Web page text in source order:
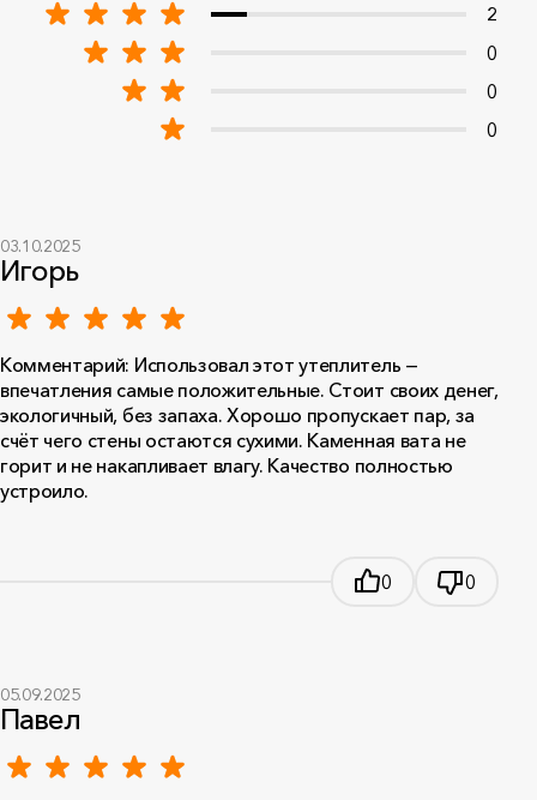
2
0
0
0
Игорь
03.10.2025
Комментарий: Использовал этот утеплитель —
впечатления самые положительные. Стоит своих денег,
экологичный, без запаха. Хорошо пропускает пар, за
счёт чего стены остаются сухими. Каменная вата не
горит и не накапливает влагу. Качество полностью
устроило.
0 0
Павел
05.09.2025